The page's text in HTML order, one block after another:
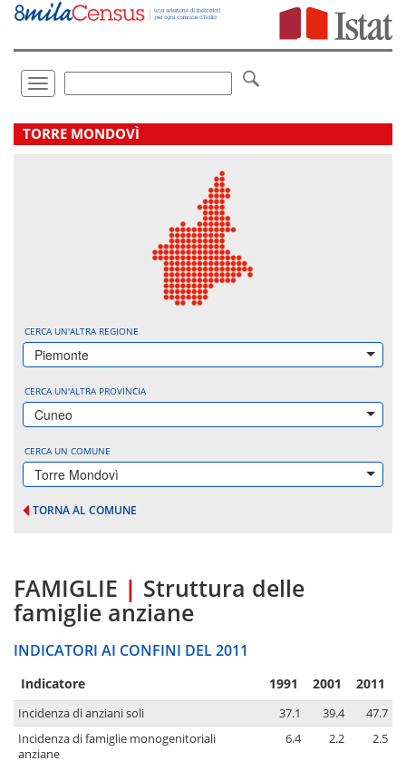
Vai
direttamente
Toggle
navigation
.
TORRE MONDOVÌ
CERCA UN'ALTRA REGIONE
Piemonte
CERCA UN'ALTRA PROVINCIA
Cuneo
CERCA UN COMUNE
Torre Mondovì
TORNA AL COMUNE
FAMIGLIE | Struttura delle
famiglie anziane
INDICATORI AI CONFINI DEL 2011
Indicatore 1991 2001 2011
Incidenza di anziani soli 37.1 39.4
47.7
Incidenza di famiglie monogenitoriali
anziane
6.4 2.2 2.5